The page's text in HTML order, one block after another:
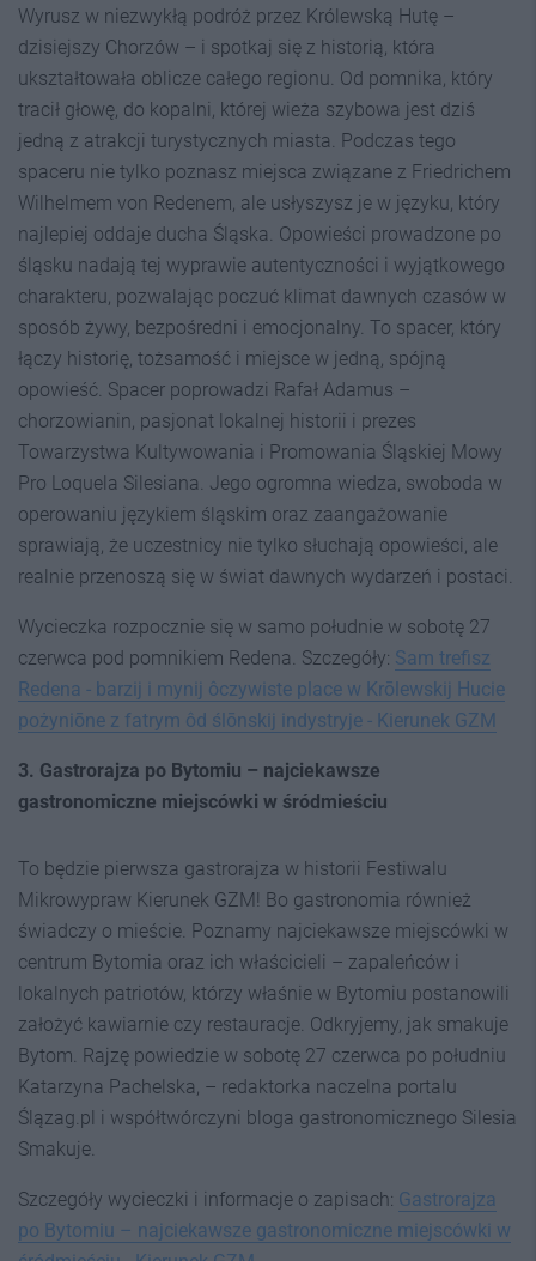
Wyrusz w niezwykłą podróż przez Królewską Hutę –
dzisiejszy Chorzów – i spotkaj się z historią, która
ukształtowała oblicze całego regionu. Od pomnika, który
tracił głowę, do kopalni, której wieża szybowa jest dziś
jedną z atrakcji turystycznych miasta. Podczas tego
spaceru nie tylko poznasz miejsca związane z Friedrichem
Wilhelmem von Redenem, ale usłyszysz je w języku, który
najlepiej oddaje ducha Śląska. Opowieści prowadzone po
śląsku nadają tej wyprawie autentyczności i wyjątkowego
charakteru, pozwalając poczuć klimat dawnych czasów w
sposób żywy, bezpośredni i emocjonalny. To spacer, który
łączy historię, tożsamość i miejsce w jedną, spójną
opowieść. Spacer poprowadzi Rafał Adamus –
chorzowianin, pasjonat lokalnej historii i prezes
Towarzystwa Kultywowania i Promowania Śląskiej Mowy
Pro Loquela Silesiana. Jego ogromna wiedza, swoboda w
operowaniu językiem śląskim oraz zaangażowanie
sprawiają, że uczestnicy nie tylko słuchają opowieści, ale
realnie przenoszą się w świat dawnych wydarzeń i postaci.
Wycieczka rozpocznie się w samo południe w sobotę 27
czerwca pod pomnikiem Redena. Szczegóły: Sam trefisz
Redena - barzij i mynij ôczywiste place w Krōlewskij Hucie
pożyniōne z fatrym ôd ślōnskij indystryje - Kierunek GZM
3. Gastrorajza po Bytomiu – najciekawsze
gastronomiczne miejscówki w śródmieściu
To będzie pierwsza gastrorajza w historii Festiwalu
Mikrowypraw Kierunek GZM! Bo gastronomia również
świadczy o mieście. Poznamy najciekawsze miejscówki w
centrum Bytomia oraz ich właścicieli – zapaleńców i
lokalnych patriotów, którzy właśnie w Bytomiu postanowili
założyć kawiarnie czy restauracje. Odkryjemy, jak smakuje
Bytom. Rajzę powiedzie w sobotę 27 czerwca po południu
Katarzyna Pachelska, – redaktorka naczelna portalu
Ślązag.pl i współtwórczyni bloga gastronomicznego Silesia
Smakuje.
Szczegóły wycieczki i informacje o zapisach: Gastrorajza
po Bytomiu – najciekawsze gastronomiczne miejscówki w